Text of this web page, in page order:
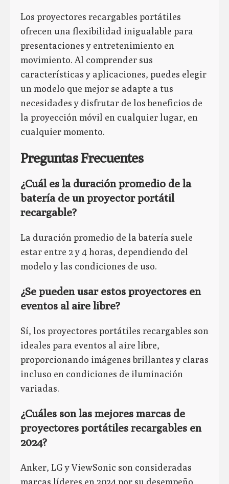
Los proyectores recargables portátiles
ofrecen una flexibilidad inigualable para
presentaciones y entretenimiento en
movimiento. Al comprender sus
características y aplicaciones, puedes elegir
un modelo que mejor se adapte a tus
necesidades y disfrutar de los beneficios de
la proyección móvil en cualquier lugar, en
cualquier momento.
Preguntas Frecuentes
¿Cuál es la duración promedio de la
batería de un proyector portátil
recargable?
La duración promedio de la batería suele
estar entre 2 y 4 horas, dependiendo del
modelo y las condiciones de uso.
¿Se pueden usar estos proyectores en
eventos al aire libre?
Sí, los proyectores portátiles recargables son
ideales para eventos al aire libre,
proporcionando imágenes brillantes y claras
incluso en condiciones de iluminación
variadas.
¿Cuáles son las mejores marcas de
proyectores portátiles recargables en
2024?
Anker, LG y ViewSonic son consideradas
marcas líderes en 2024 por su desempeño,